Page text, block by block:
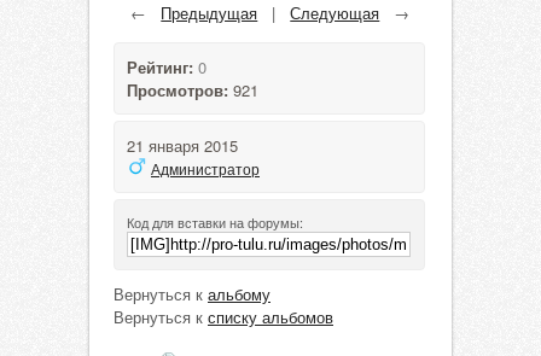
← Предыдущая |Следующая →
Рейтинг: 0
Просмотров: 921
21 января 2015
Администратор
Код для вставки на форумы:
Вернуться к альбому
Вернуться к списку альбомов